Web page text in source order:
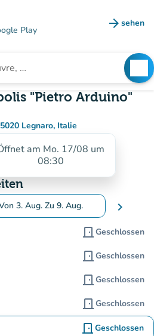
Play arrow_forward sehen
(new
"Pietro Arduino"
Legnaro, Italie
Maps öffnen)
tab)
am Mo. 17/08 um
08:30
3. Aug. Zu 9. Aug.
Sie den Kalender, um Daten zu
chevron_right
door_front Geschlossen
door_front Geschlossen
door_front Geschlossen
door_front Geschlossen
door_front Geschlossen